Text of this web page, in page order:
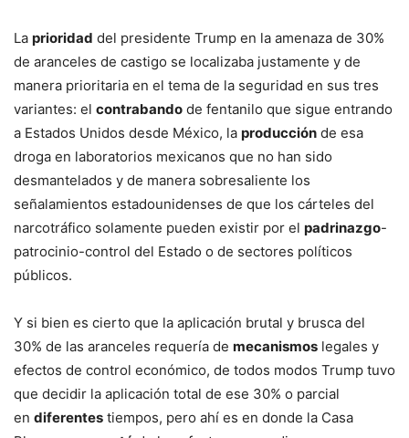
La prioridad del presidente Trump en la amenaza de 30%
de aranceles de castigo se localizaba justamente y de
manera prioritaria en el tema de la seguridad en sus tres
variantes: el contrabando de fentanilo que sigue entrando
a Estados Unidos desde México, la producción de esa
droga en laboratorios mexicanos que no han sido
desmantelados y de manera sobresaliente los
señalamientos estadounidenses de que los cárteles del
narcotráfico solamente pueden existir por el padrinazgo-
patrocinio-control del Estado o de sectores políticos
públicos.
Y si bien es cierto que la aplicación brutal y brusca del
30% de las aranceles requería de mecanismos legales y
efectos de control económico, de todos modos Trump tuvo
que decidir la aplicación total de ese 30% o parcial
en diferentes tiempos, pero ahí es en donde la Casa